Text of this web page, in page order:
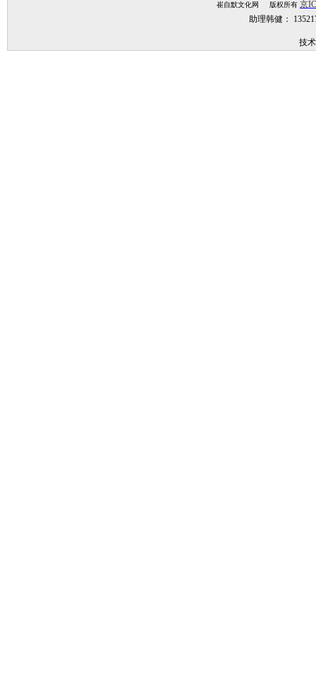
崔自默文化网 版权所有 京
助理韩健：
技